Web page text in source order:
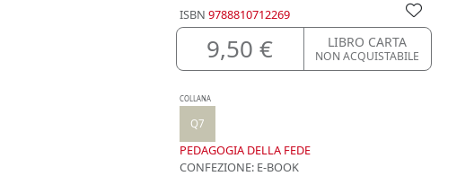
ISBN 9788810712269
9,50 € LIBRO CARTA
NON ACQUISTABILE
COLLANA
Q7
PEDAGOGIA DELLA FEDE
CONFEZIONE: E-BOOK